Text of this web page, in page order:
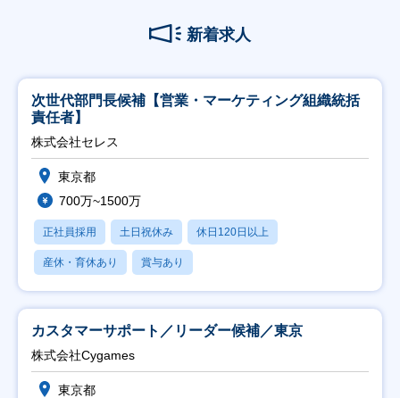
新着求人
次世代部門長候補【営業・マーケティング組織統括
責任者】
株式会社セレス
東京都
700万~1500万
正社員採用 土日祝休み 休日120日以上
産休・育休あり 賞与あり
カスタマーサポート／リーダー候補／東京
株式会社Cygames
東京都